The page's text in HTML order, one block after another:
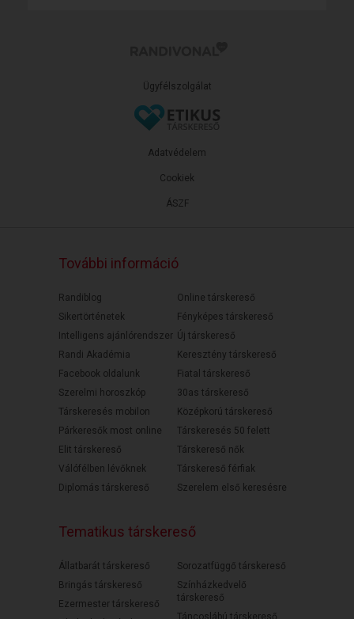
Ügyfélszolgálat
ÁSZF
Adatvédelem
Cookiek
További információ
Randiblog
Sikertörténetek
Intelligens ajánlórendszer
Randi Akadémia
Facebook oldalunk
Szerelmi horoszkóp
Társkeresés mobilon
Párkeresők most online
Elit társkereső
Válófélben lévőknek
Diplomás társkereső
Online társkereső
Fényképes társkereső
Új társkereső
Keresztény társkereső
Fiatal társkereső
30as társkereső
Középkorú társkereső
Társkeresés 50 felett
Társkereső nők
Társkereső férfiak
Szerelem első keresésre
Tematikus társkereső
Állatbarát társkereső
Bringás társkereső
Ezermester társkereső
Sorozatfüggő társkereső
Színházkedvelő
társkereső